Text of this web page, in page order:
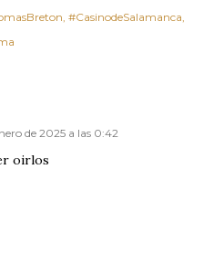
#CasinodeSalamanca
de 2025 a las 0:42
oirlos